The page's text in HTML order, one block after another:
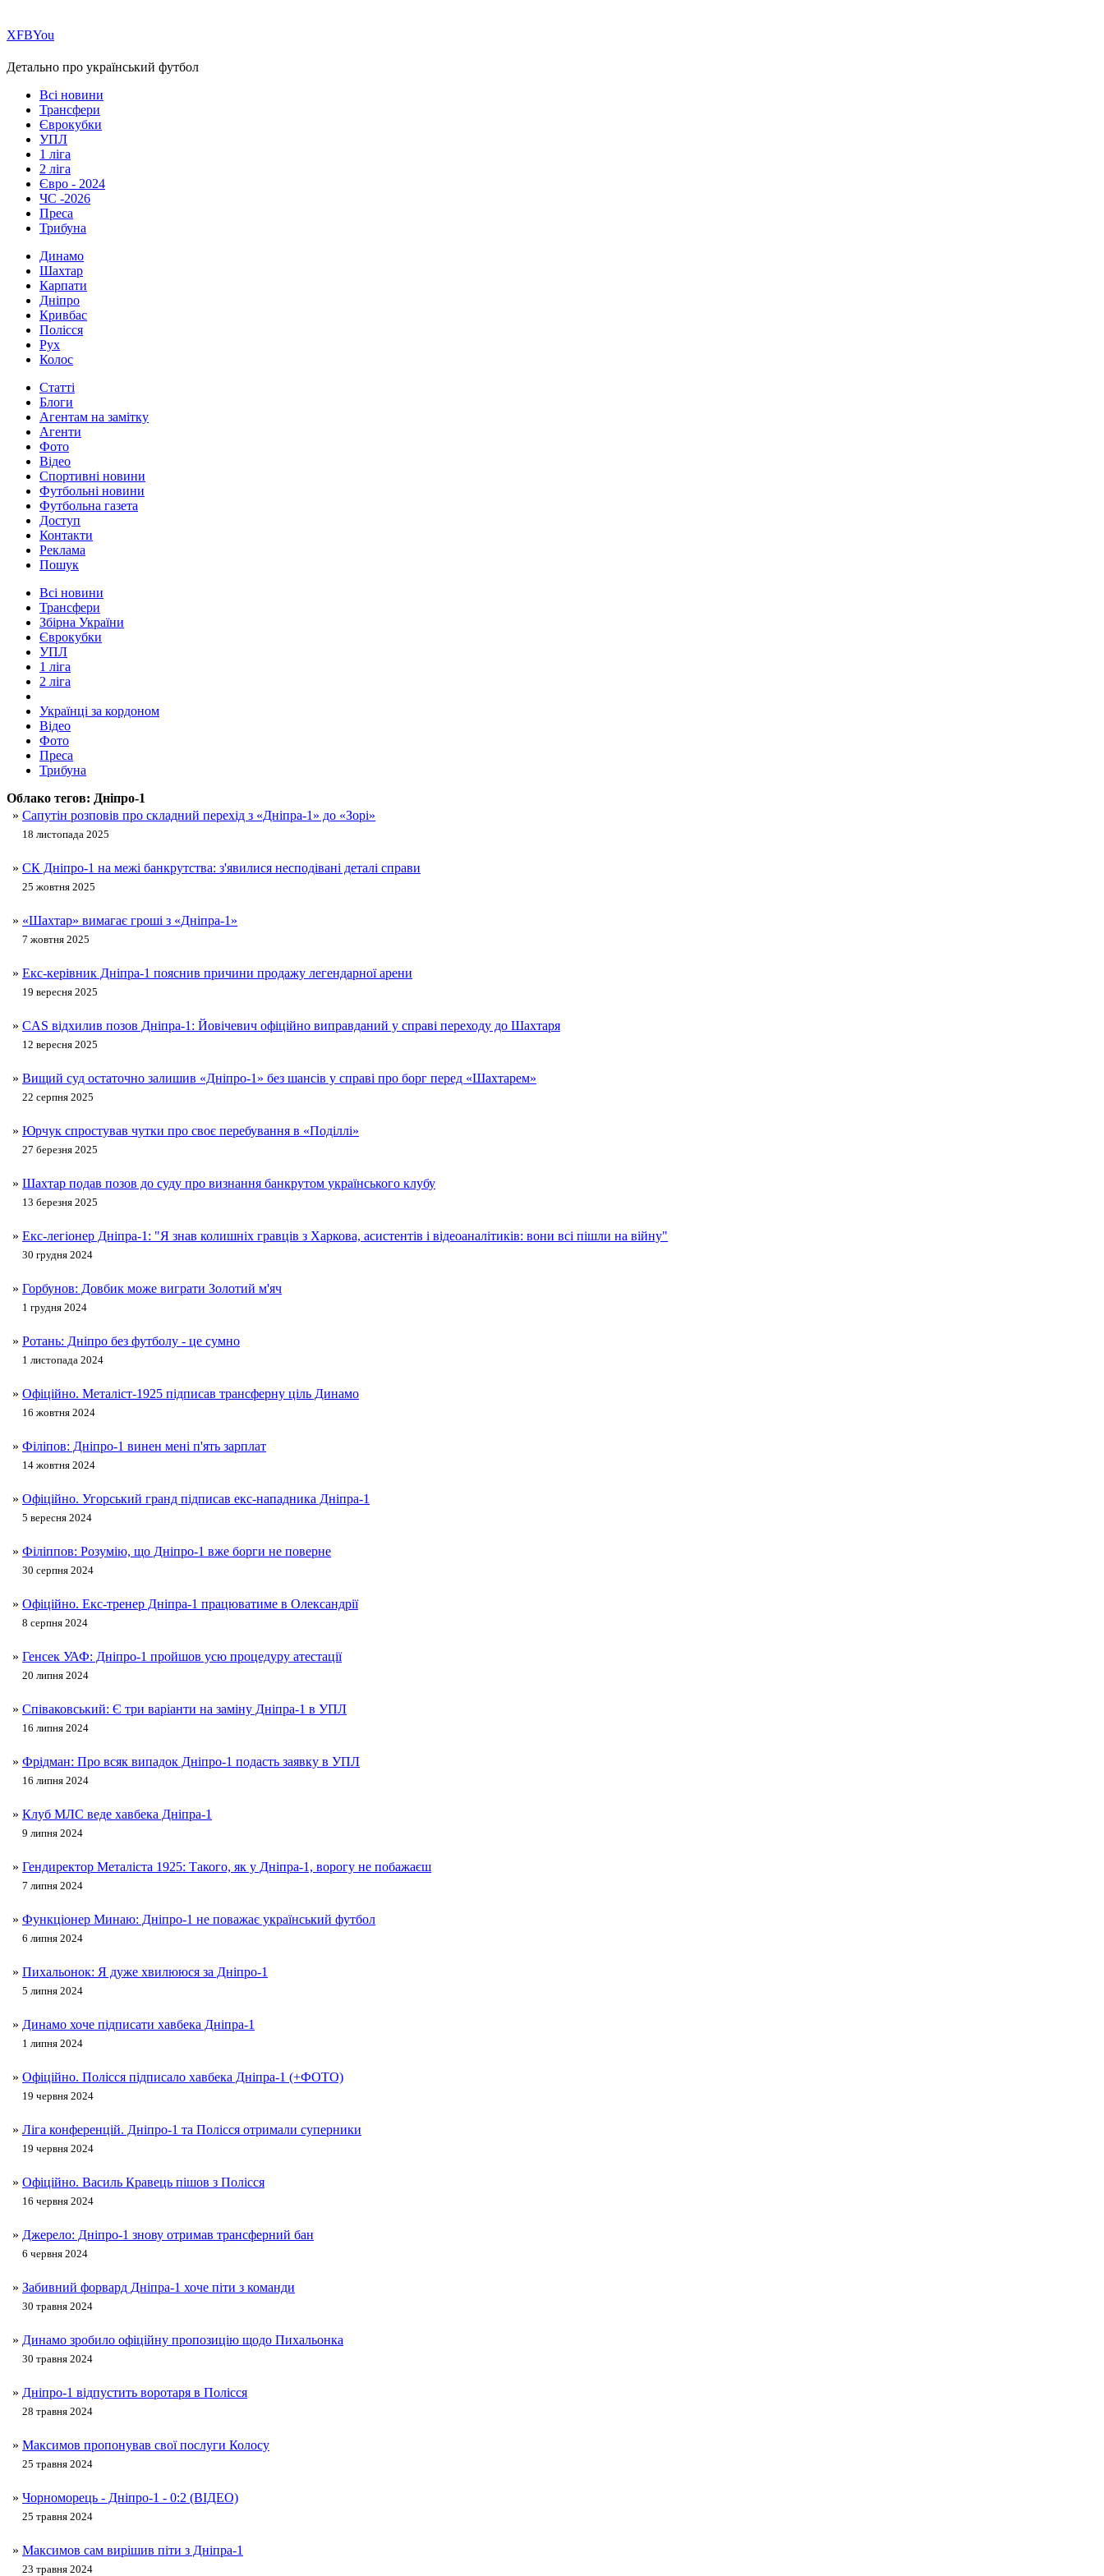
ХFBYou
Детально про український футбол
Всі новини
Трансфери
Єврокубки
УПЛ
1 ліга
2 ліга
Євро - 2024
ЧС -2026
Преса
Трибуна
Динамо
Шахтар
Карпати
Дніпро
Кривбас
Полісся
Рух
Колос
Статті
Блоги
Агентам на замітку
Агенти
Фото
Відео
Спортивні новини
Футбольні новини
Футбольна газета
Доступ
Контакти
Реклама
Пошук
Всі новини
Трансфери
Збірна України
Єврокубки
УПЛ
1 ліга
2 ліга
Українці за кордоном
Відео
Фото
Преса
Трибуна
Облако тегов: Дніпро-1
» Сапутін розповів про складний перехід з «Дніпра-1» до «Зорі»
18 листопада 2025
» СК Дніпро-1 на межі банкрутства: з'явилися несподівані деталі справи
25 жовтня 2025
» «Шахтар» вимагає гроші з «Дніпра-1»
7 жовтня 2025
» Екс-керівник Дніпра-1 пояснив причини продажу легендарної арени
19 вересня 2025
» CAS відхилив позов Дніпра-1: Йовічевич офіційно виправданий у справі переходу до Шахтаря
12 вересня 2025
» Вищий суд остаточно залишив «Дніпро-1» без шансів у справі про борг перед «Шахтарем»
22 серпня 2025
» Юрчук спростував чутки про своє перебування в «Поділлі»
27 березня 2025
» Шахтар подав позов до суду про визнання банкрутом українського клубу
13 березня 2025
» Екс-легіонер Дніпра-1: "Я знав колишніх гравців з Харкова, асистентів і відеоаналітиків: вони всі пішли на війну"
30 грудня 2024
» Горбунов: Довбик може виграти Золотий м'яч
1 грудня 2024
» Ротань: Дніпро без футболу - це сумно
1 листопада 2024
» Офіційно. Металіст-1925 підписав трансферну ціль Динамо
16 жовтня 2024
» Філіпов: Дніпро-1 винен мені п'ять зарплат
14 жовтня 2024
» Офіційно. Угорський гранд підписав екс-нападника Дніпра-1
5 вересня 2024
» Філіппов: Розумію, що Дніпро-1 вже борги не поверне
30 серпня 2024
» Офіційно. Екс-тренер Дніпра-1 працюватиме в Олександрії
8 серпня 2024
» Генсек УАФ: Дніпро-1 пройшов усю процедуру атестації
20 липня 2024
» Співаковський: Є три варіанти на заміну Дніпра-1 в УПЛ
16 липня 2024
» Фрідман: Про всяк випадок Дніпро-1 подасть заявку в УПЛ
16 липня 2024
» Клуб МЛС веде хавбека Дніпра-1
9 липня 2024
» Гендиректор Металіста 1925: Такого, як у Дніпра-1, ворогу не побажаєш
7 липня 2024
» Функціонер Минаю: Дніпро-1 не поважає український футбол
6 липня 2024
» Пихальонок: Я дуже хвилююся за Дніпро-1
5 липня 2024
» Динамо хоче підписати хавбека Дніпра-1
1 липня 2024
» Офіційно. Полісся підписало хавбека Дніпра-1 (+ФОТО)
19 червня 2024
» Ліга конференцій. Дніпро-1 та Полісся отримали суперники
19 червня 2024
» Офіційно. Василь Кравець пішов з Полісся
16 червня 2024
» Джерело: Дніпро-1 знову отримав трансферний бан
6 червня 2024
» Забивний форвард Дніпра-1 хоче піти з команди
30 травня 2024
» Динамо зробило офіційну пропозицію щодо Пихальонка
30 травня 2024
» Дніпро-1 відпустить воротаря в Полісся
28 травня 2024
» Максимов пропонував свої послуги Колосу
25 травня 2024
» Чорноморець - Дніпро-1 - 0:2 (ВІДЕО)
25 травня 2024
» Максимов сам вирішив піти з Дніпра-1
23 травня 2024